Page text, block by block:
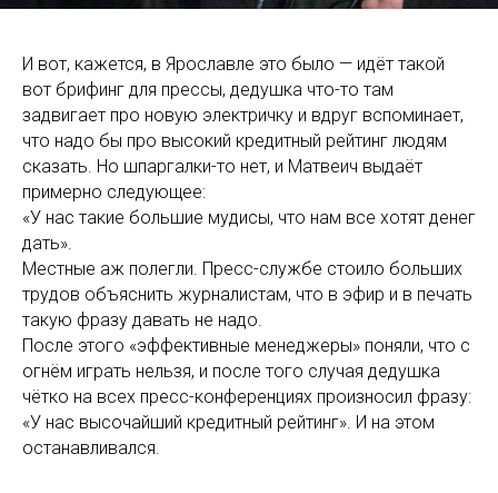
И вот, кажется, в Ярославле это было — идёт такой
вот брифинг для прессы, дедушка что-то там
задвигает про новую электричку и вдруг вспоминает,
что надо бы про высокий кредитный рейтинг людям
сказать. Но шпаргалки-то нет, и Матвеич выдаёт
примерно следующее:
«У нас такие большие мудисы, что нам все хотят денег
дать».
Местные аж полегли. Пресс-службе стоило больших
трудов объяснить журналистам, что в эфир и в печать
такую фразу давать не надо.
После этого «эффективные менеджеры» поняли, что с
огнём играть нельзя, и после того случая дедушка
чётко на всех пресс-конференциях произносил фразу:
«У нас высочайший кредитный рейтинг». И на этом
останавливался.